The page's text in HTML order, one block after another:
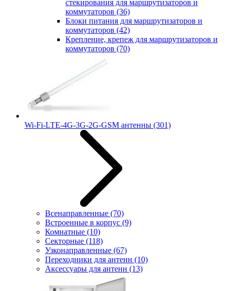
стекирования для маршрутизаторов и
коммутаторов (36)
Блоки питания для маршрутизаторов и
коммутаторов (42)
Крепление, крепеж для маршрутизаторов и
коммутаторов (70)
Wi-Fi-LTE-4G-3G-2G-GSM антенны (301)
Всенаправленные (70)
Встроенные в корпус (9)
Комнатные (10)
Секторные (118)
Узконаправленные (67)
Переходники для антенн (10)
Аксессуары для антенн (13)